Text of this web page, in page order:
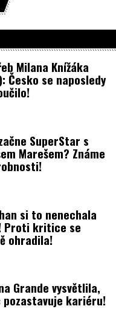
Milana Knížáka
Česko se naposledy
SuperStar s
Marešem? Známe
si to nenechala
Proti kritice se
ohradila!
Grande vysvětlila,
pozastavuje kariéru!